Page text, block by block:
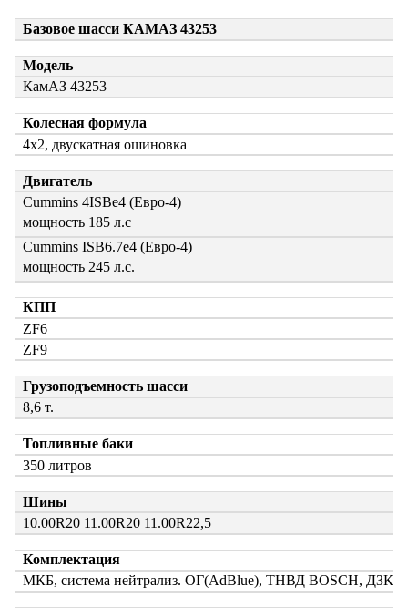
Базовое шасси КАМАЗ 43253
Модель
КамАЗ 43253
Колесная формула
4х2, двускатная ошиновка
Двигатель
Сummins 4ISBe4 (Евро-4)
мощность 185 л.с
Сummins ISB6.7e4 (Евро-4)
мощность 245 л.с.
КПП
ZF6
ZF9
Грузоподъемность шасси
8,6 т.
Топливные баки
350 литров
Шины
10.00R20 11.00R20 11.00R22,5
Комплектация
МКБ, система нейтрализ. ОГ(AdBlue), ТНВД BOSCH, ДЗК